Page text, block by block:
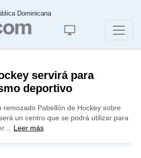
Dominicana
servirá para
deportivo
remozado Pabellón de Hockey sobre
un centro que se podrá utilizar para
Leer más